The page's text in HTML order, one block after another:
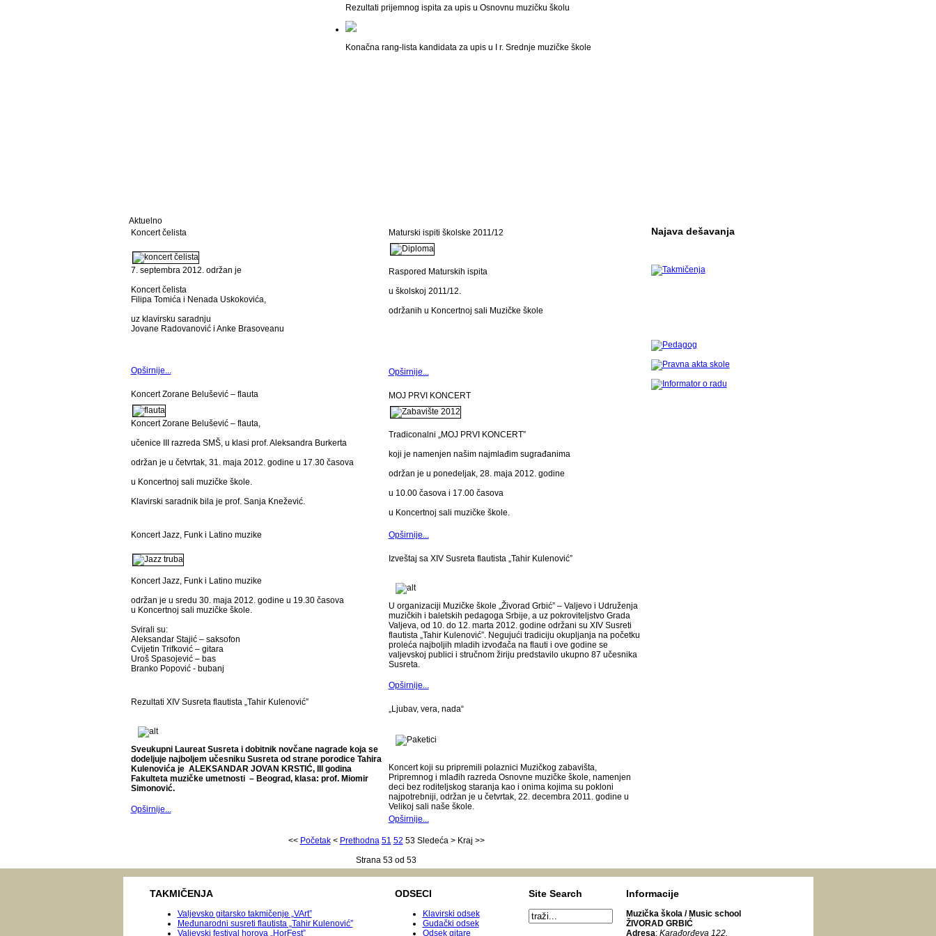
Rezultati prijemnog ispita za upis u Osnovnu muzičku školu
Konačna rang-lista kandidata za upis u I r. Srednje muzičke škole
Aktuelno
Koncert čelista
7. septembra 2012. održan je
Koncert čelista
Filipa Tomića i Nenada Uskokovića,
uz klavirsku saradnju
Jovane Radovanović i Anke Brasoveanu
Opširnije...
Koncert Zorane Belušević – flauta
Koncert Zorane Belušević – flauta,
učenice III razreda SMŠ, u klasi prof. Aleksandra Burkerta
održan je u četvrtak, 31. maja 2012. godine u 17.30 časova
u Koncertnoj sali muzičke škole.
Klavirski saradnik bila je prof. Sanja Knežević.
Koncert Jazz, Funk i Latino muzike
Koncert Jazz, Funk i Latino muzike
održan je u sredu 30. maja 2012. godine u 19.30 časova
u Koncertnoj sali muzičke škole.
Svirali su:
Aleksandar Stajić – saksofon
Cvijetin Trifković – gitara
Uroš Spasojević – bas
Branko Popović - bubanj
Rezultati XIV Susreta flautista „Tahir Kulenović”
Sveukupni Laureat Susreta i dobitnik novčane nagrade koja se
dodeljuje najboljem učesniku Susreta od strane porodice Tahira
Kulenovića je ALEKSANDAR JOVAN KRSTIĆ, III godina
Fakulteta muzičke umetnosti – Beograd, klasa: prof. Miomir
Simonović.
Opširnije...
Maturski ispiti školske 2011/12
Raspored Maturskih ispita
u školskoj 2011/12.
održanih u Koncertnoj sali Muzičke škole
Opširnije...
MOJ PRVI KONCERT
Tradiconalni „MOJ PRVI KONCERT”
koji je namenjen našim najmlađim sugrađanima
održan je u ponedeljak, 28. maja 2012. godine
u 10.00 časova i 17.00 časova
u Koncertnoj sali muzičke škole.
Opširnije...
Izveštaj sa XIV Susreta flautista „Tahir Kulenović”
U organizaciji Muzičke škole „Živorad Grbić” – Valjevo i Udruženja
muzičkih i baletskih pedagoga Srbije, a uz pokroviteljstvo Grada
Valjeva, od 10. do 12. marta 2012. godine održani su XIV Susreti
flautista „Tahir Kulenović”. Negujući tradiciju okupljanja na početku
proleća najboljih mladih izvođača na flauti i ove godine se
valjevskoj publici i stručnom žiriju predstavilo ukupno 87 učesnika
Susreta.
Opširnije...
„Ljubav, vera, nada“
Koncert koji su pripremili polaznici Muzičkog zabavišta,
Pripremnog i mlađih razreda Osnovne muzičke škole, namenjen
deci bez roditeljskog staranja kao i onima kojima su pokloni
najpotrebniji, održan je u četvrtak, 22. decembra 2011. godine u
Velikoj sali naše škole.
Opširnije...
<< Početak< Prethodna 51 52 53 Sledeća> Kraj >>
Strana 53 od 53
Najava dešavanja
TAKMIČENJA
Valjevsko gitarsko takmičenje „VArt”
Međunarodni susreti flautista „Tahir Kulenović”
Valjevski festival horova „HorFest”
ODSECI
Klavirski odsek
Gudački odsek
Odsek gitare
Site Search Informacije
Muzička škola / Music school
ŽIVORAD GRBIĆ
Adresa: Karađorđeva 122,